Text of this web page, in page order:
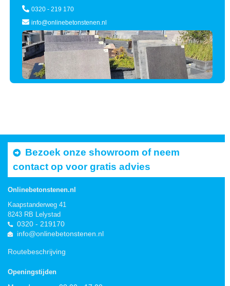
0320 - 219 170
info@onlinebetonstenen.nl
Bezoek onze showroom of neem
contact op voor gratis advies
Onlinebetonstenen.nl
Kaapstanderweg 41
8243 RB Lelystad
0320 - 219170
info@onlinebetonstenen.nl
Routebeschrijving
Openingstijden